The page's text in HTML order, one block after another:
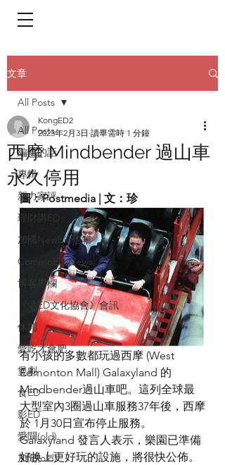
文章
All Posts
編輯的話
專輯
新力家評
理財講ED
加國Newbie信箱
CommuED News
博客專欄
《港ED文化協會》會訊
休閒
愛吃才會肥
煲劇
食ED
影ED
愛聞(old)
加聞(old)
All Posts
西摩 Mindbender 過山車
永久停用
KongED2
2023年2月3日 讀畢需時 1 分鐘
圖：Postmedia | 文：珍
有小孩的多數都玩過西摩 (West
Edmonton Mall) Galaxyland 的
Mindbender過山車吧。這列全球最
大型室內3圈過山車服務37年後，西摩
於 1月30日宣布停止服務。
Galaxyland 發言人表示，樂園已準備
好换上更好玩的設施，將很快公佈。